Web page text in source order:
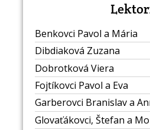
Benkovci Pavol a Mária
Dibdiaková Zuzana
Dobrotková Viera
Fojtíkovci Pavol a Eva
Garberovci Branislav a
Glovaťákovci, Štefan a